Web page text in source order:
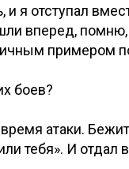
и я отступал
вперед,
примером
боев?
атаки.
тебя». И отдал